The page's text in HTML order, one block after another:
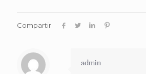
Compartir
admin